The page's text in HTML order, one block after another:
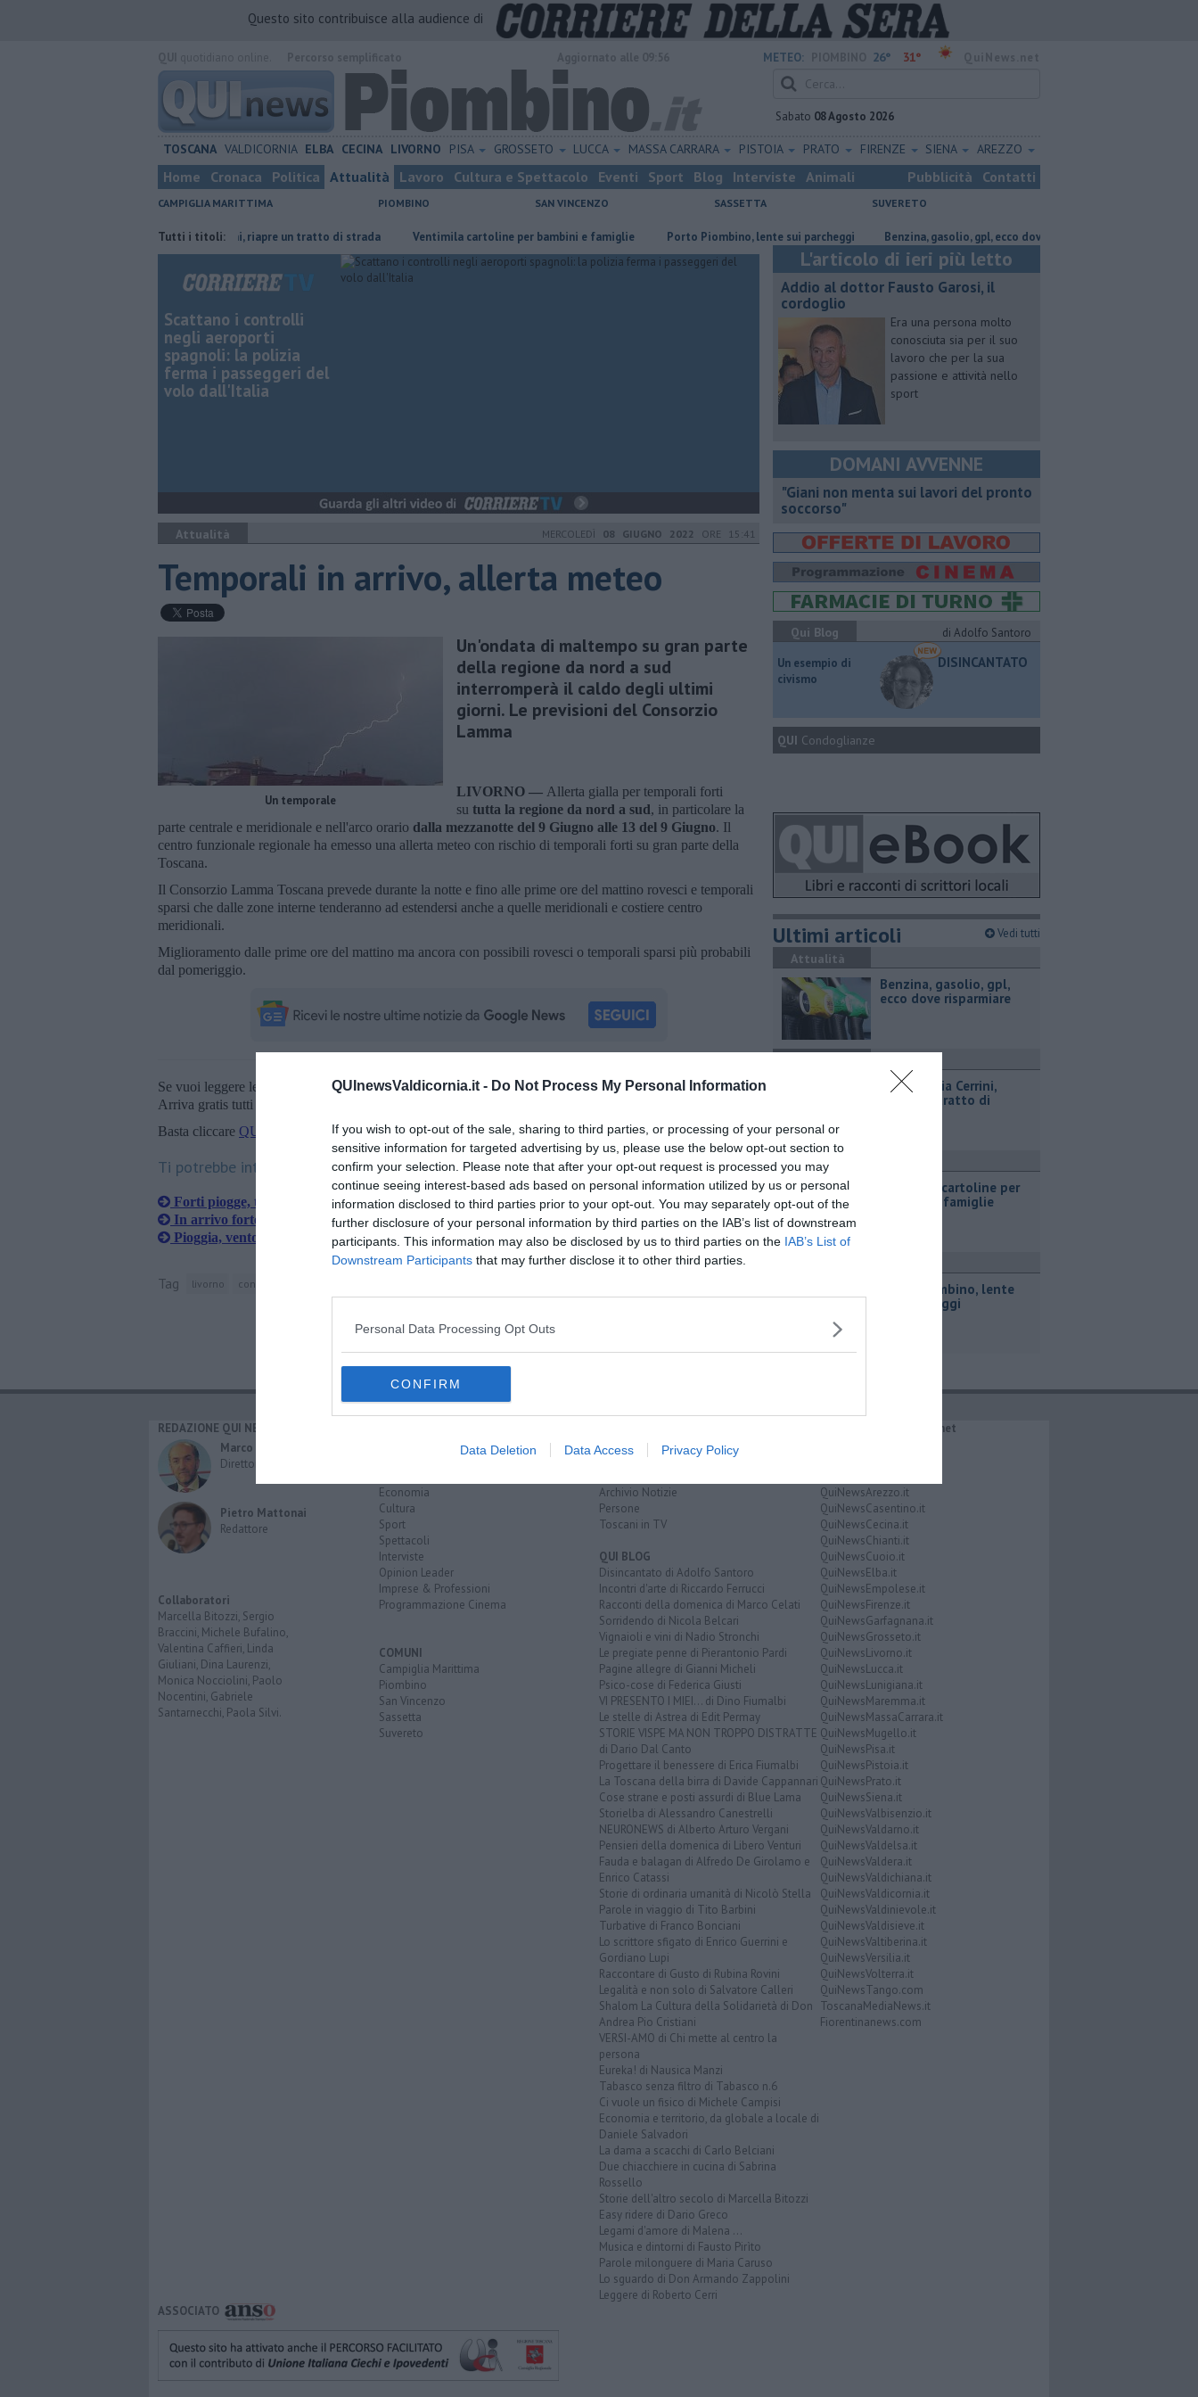
QUInewsValdicornia.it - Do Not Process My Personal Information
If you wish to opt-out of the sale, sharing to third parties, or processing of your personal or
sensitive information for targeted advertising by us, please use the below opt-out section to
confirm your selection. Please note that after your opt-out request is processed you may
continue seeing interest-based ads based on personal information utilized by us or personal
information disclosed to third parties prior to your opt-out. You may separately opt-out of the
further disclosure of your personal information by third parties on the IAB’s list of downstream
participants. This information may also be disclosed by us to third parties on the IAB’s List of
Downstream Participants that may further disclose it to other third parties.
Personal Data Processing Opt Outs
CONFIRM
Data Deletion Data Access Privacy Policy
Questo sito contribuisce alla audience di
METEO: 26° 31°
Sabato 08 Agosto 2026
TOSCANA VALDICORNIA ELBA CECINA LIVORNO PISA GROSSETO LUCCA MASSA CARRARA PISTOIA PRATO FIRENZE SIENA AREZZO
Home Cronaca Politica Attualità Lavoro Cultura e Spettacolo Eventi Sport Blog Interviste Animali Pubblicità Contatti
CAMPIGLIA MARITTIMA PIOMBINO SAN VINCENZO SASSETTA SUVERETO
Tutti i titoli:
Lavori in via Cerrini, riapre un tratto di strada Ventimila cartoline per bambini e famiglie Porto Piombino, lente sui parcheggi ​Benzina, gasolio, gpl, ecco dove risparmiare
Scattano i controlli
negli aeroporti
spagnoli: la polizia
ferma i passeggeri del
volo dall'Italia
Attualità MERCOLEDÌ 08 GIUGNO 2022 ORE 15:41
Temporali in arrivo, allerta meteo
Un temporale
Un'ondata di maltempo su gran parte
della regione da nord a sud
interromperà il caldo degli ultimi
giorni. Le previsioni del Consorzio
Lamma
LIVORNO — Allerta gialla per temporali forti
su tutta la regione da nord a sud, in particolare la
parte centrale e meridionale e nell'arco orario dalla mezzanotte del 9 Giugno alle 13 del 9 Giugno. Il
centro funzionale regionale ha emesso una allerta meteo con rischio di temporali forti su gran parte della
Toscana.
Il Consorzio Lamma Toscana prevede durante la notte e fino alle prime ore del mattino rovesci e temporali
sparsi che dalle zone interne tenderanno ad estendersi anche a quelle meridionali e costiere centro
meridionali.
Miglioramento dalle prime ore del mattino ma ancora con possibili rovesci o temporali sparsi più probabili
dal pomeriggio.
Se vuoi leggere le notizie principali della Toscana iscriviti allaNewsletter QUInews - ToscanaMedia.
Arriva gratis tutti i giorni alle 20:00 direttamente nella tua casella di posta.
Basta cliccare QUI
Ti potrebbe interessare anche:
Forti piogge, temporali e vento, ancora maltempo
In arrivo forte vento e mareggiate
Pioggia, vento e mare mosso per due giorni
Tag livorno consorzio lamma
L'articolo di ieri più letto
Addio al dottor Fausto Garosi, il
cordoglio
Era una persona molto
conosciuta sia per il suo
lavoro che per la sua
passione e attività nello
sport
DOMANI AVVENNE
"Giani non menta sui lavori del pronto
soccorso"
Qui Blog
di Adolfo Santoro
​Un esempio di
civismo
DISINCANTATO
QUI Condoglianze
Ultimi articoli Vedi tutti
Attualità
​Benzina, gasolio, gpl,
ecco dove risparmiare
Lavori in via Cerrini,
riapre un tratto di
Attualità
Ventimila cartoline per
bambini e famiglie
Porto Piombino, lente
sui parcheggi
REDAZIONE QUI NEWS
Marco Migli
Direttore Responsabile
Pietro Mattonai
Redattore
Collaboratori
Marcella Bitozzi, Sergio
Braccini, Michele Bufalino,
Valentina Caffieri, Linda
Giuliani, Dina Laurenzi,
Monica Nocciolini, Paolo
Nocentini, Gabriele
Santarnecchi, Paola Silvi.
Economia
Cultura
Sport
Spettacoli
Interviste
Opinion Leader
Imprese & Professioni
Programmazione Cinema
COMUNI
Campiglia Marittima
Piombino
San Vincenzo
Sassetta
Suvereto
Le notizie di oggi
Più Letti della settimana
Archivio Notizie
Persone
Toscani in TV
QUI BLOG
Disincantato di Adolfo Santoro
Incontri d'arte di Riccardo Ferrucci
Racconti della domenica di Marco Celati
Sorridendo di Nicola Belcari
Vignaioli e vini di Nadio Stronchi
Le pregiate penne di Pierantonio Pardi
Pagine allegre di Gianni Micheli
Psico-cose di Federica Giusti
VI PRESENTO I MIEI... di Dino Fiumalbi
Le stelle di Astrea di Edit Permay
STORIE VISPE MA NON TROPPO DISTRATTE
di Dario Dal Canto
Progettare il benessere di Erica Fiumalbi
La Toscana della birra di Davide Cappannari
Cose strane e posti assurdi di Blue Lama
Storielba di Alessandro Canestrelli
NEURONEWS di Alberto Arturo Vergani
Pensieri della domenica di Libero Venturi
Fauda e balagan di Alfredo De Girolamo e
Enrico Catassi
Storie di ordinaria umanità di Nicolò Stella
Parole in viaggio di Tito Barbini
Turbative di Franco Bonciani
Lo scrittore sfigato di Enrico Guerrini e
Gordiano Lupi
Raccontare di Gusto di Rubina Rovini
Legalità e non solo di Salvatore Calleri
Shalom La Cultura della Solidarietà di Don
Andrea Pio Cristiani
VERSI-AMO di Chi mette al centro la
persona
Eureka! di Nausica Manzi
Tabasco senza filtro di Tabasco n.6
Ci vuole un fisico di Michele Campisi
Economia e territorio, da globale a locale di
Daniele Salvadori
La dama a scacchi di Carlo Belciani
Due chiacchiere in cucina di Sabrina
Rossello
Storie dell'altro secolo di Marcella Bitozzi
Easy ridere di Dario Greco
Legami d'amore di Malena ...
Musica e dintorni di Fausto Pirìto
Parole milonguere di Maria Caruso
Lo sguardo di Don Armando Zappolini
Leggere di Roberto Cerri
IL NETWORK QuiNews.net
QuiNewsArezzo.it
QuiNewsCasentino.it
QuiNewsCecina.it
QuiNewsChianti.it
QuiNewsCuoio.it
QuiNewsElba.it
QuiNewsEmpolese.it
QuiNewsFirenze.it
QuiNewsGarfagnana.it
QuiNewsGrosseto.it
QuiNewsLivorno.it
QuiNewsLucca.it
QuiNewsLunigiana.it
QuiNewsMaremma.it
QuiNewsMassaCarrara.it
QuiNewsMugello.it
QuiNewsPisa.it
QuiNewsPistoia.it
QuiNewsPrato.it
QuiNewsSiena.it
QuiNewsValbisenzio.it
QuiNewsValdarno.it
QuiNewsValdelsa.it
QuiNewsValdera.it
QuiNewsValdichiana.it
QuiNewsValdicornia.it
QuiNewsValdinievole.it
QuiNewsValdisieve.it
QuiNewsValtiberina.it
QuiNewsVersilia.it
QuiNewsVolterra.it
QuiNewsTango.com
ToscanaMediaNews.it
Fiorentinanews.com
ASSOCIATO